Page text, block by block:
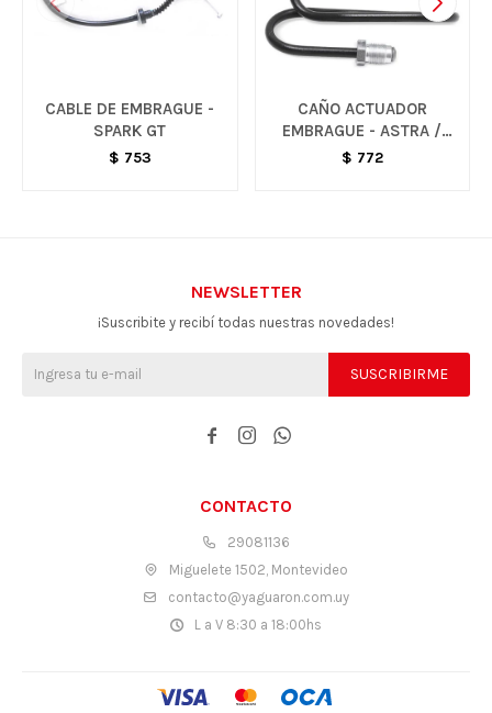
CABLE DE EMBRAGUE -
SPARK GT
$ 753
CAÑO ACTUADOR
EMBRAGUE - ASTRA /
VECTRA / CORSA
$ 772
CONTACTO
29081136
Miguelete 1502, Montevideo
contacto@yaguaron.com.uy
L a V 8:30 a 18:00hs
NEWSLETTER
¡Suscribite y recibí todas nuestras novedades!
SUSCRIBIRME
  